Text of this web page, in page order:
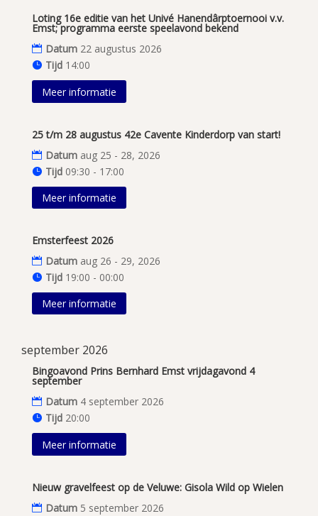
Loting 16e editie van het Univé Hanendârptoernooi v.v.
Emst; programma eerste speelavond bekend
Datum 22 augustus 2026
Tijd 14:00
Meer informatie
25 t/m 28 augustus 42e Cavente Kinderdorp van start!
Datum aug 25 - 28, 2026
Tijd 09:30 - 17:00
Meer informatie
Emsterfeest 2026
Datum aug 26 - 29, 2026
Tijd 19:00 - 00:00
Meer informatie
september 2026
Bingoavond Prins Bernhard Emst vrijdagavond 4
september
Datum 4 september 2026
Tijd 20:00
Meer informatie
Nieuw gravelfeest op de Veluwe: Gisola Wild op Wielen
Datum 5 september 2026